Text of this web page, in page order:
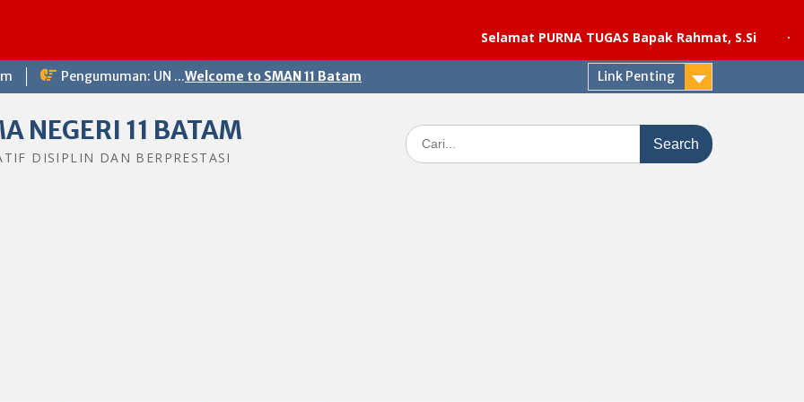
Selamat PURNA TUGAS Bapak Rahmat, S.Si
·
Pengumuman: UN ...Welcome to SMAN 11 Batam Link Penting
NEGERI 11 BATAM
DISIPLIN DAN BERPRESTASI
Search
for: